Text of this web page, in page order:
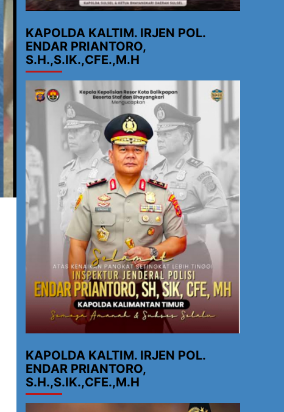
KAPOLDA KALTIM. IRJEN POL.
ENDAR PRIANTORO,
S.H.,S.IK.,CFE.,M.H
KAPOLDA KALTIM. IRJEN POL.
ENDAR PRIANTORO,
S.H.,S.IK.,CFE.,M.H